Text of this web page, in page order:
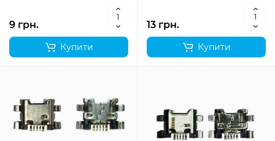
9 грн.
Купити
13 грн.
Купити